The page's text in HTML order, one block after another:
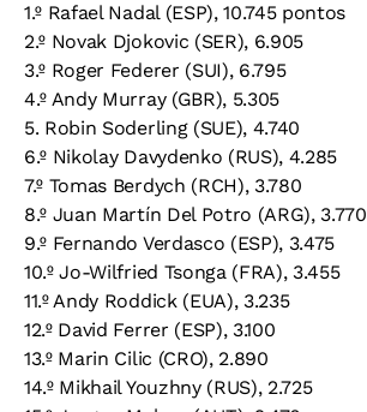
1.º Rafael Nadal (ESP), 10.745 pontos
2.º Novak Djokovic (SER), 6.905
3.º Roger Federer (SUI), 6.795
4.º Andy Murray (GBR), 5.305
5. Robin Soderling (SUE), 4.740
6.º Nikolay Davydenko (RUS), 4.285
7.º Tomas Berdych (RCH), 3.780
8.º Juan Martín Del Potro (ARG), 3.770
9.º Fernando Verdasco (ESP), 3.475
10.º Jo-Wilfried Tsonga (FRA), 3.455
11.º Andy Roddick (EUA), 3.235
12.º David Ferrer (ESP), 3.100
13.º Marin Cilic (CRO), 2.890
14.º Mikhail Youzhny (RUS), 2.725